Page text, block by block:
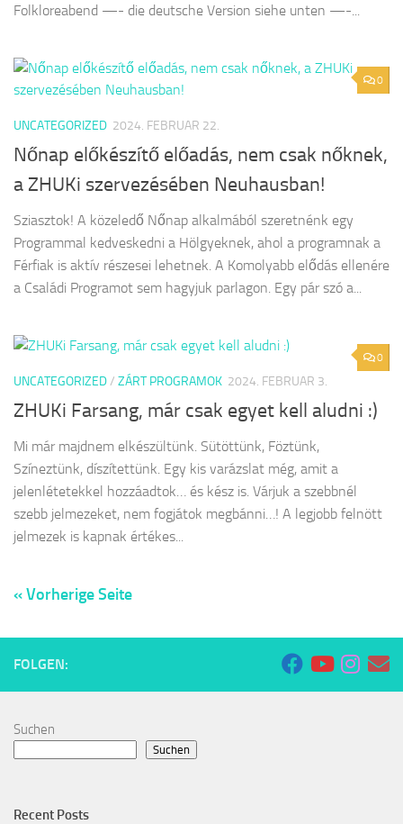
Folkloreabend —- die deutsche Version siehe unten —-...
0
UNCATEGORIZED 2024. FEBRUAR 22.
Nőnap előkészítő előadás, nem csak nőknek,
a ZHUKi szervezésében Neuhausban!
Sziasztok! A közeledő Nőnap alkalmából szeretnénk egy
Programmal kedveskedni a Hölgyeknek, ahol a programnak a
Férfiak is aktív részesei lehetnek. A Komolyabb elődás ellenére
a Családi Programot sem hagyjuk parlagon. Egy pár szó a...
0
UNCATEGORIZED/ ZÁRT PROGRAMOK 2024. FEBRUAR 3.
ZHUKi Farsang, már csak egyet kell aludni :)
Mi már majdnem elkészültünk. Sütöttünk, Föztünk,
Színeztünk, díszítettünk. Egy kis varázslat még, amit a
jelenlétetekkel hozzáadtok… és kész is. Várjuk a szebbnél
szebb jelmezeket, nem fogjátok megbánni…! A legjobb felnött
jelmezek is kapnak értékes...
« Vorherige Seite
FOLGEN:
Suchen
Suchen
Recent Posts